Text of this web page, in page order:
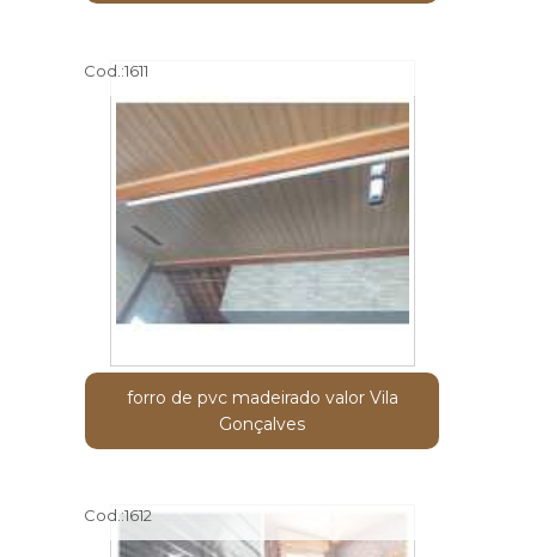
Cod.:1611
forro de pvc madeirado valor Vila
Gonçalves
Cod.:1612